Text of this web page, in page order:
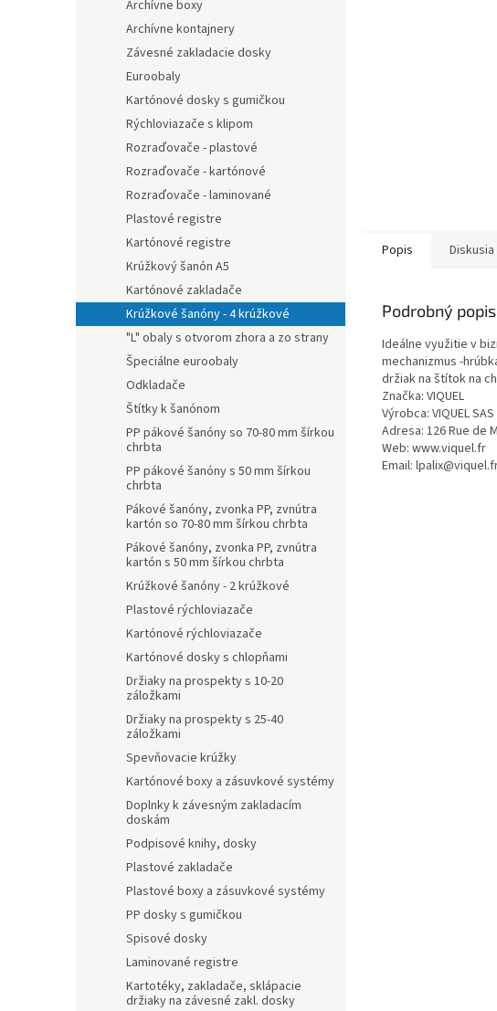
Archívne boxy
Archívne kontajnery
Závesné zakladacie dosky
Euroobaly
Kartónové dosky s gumičkou
Rýchloviazače s klipom
Rozraďovače - plastové
Rozraďovače - kartónové
Rozraďovače - laminované
Plastové registre
Kartónové registre
Krúžkový šanón A5
Kartónové zakladače
Krúžkové šanóny - 4 krúžkové
"L" obaly s otvorom zhora a zo strany
Špeciálne euroobaly
Odkladače
Štítky k šanónom
PP pákové šanóny so 70-80 mm šírkou
chrbta
PP pákové šanóny s 50 mm šírkou
chrbta
Pákové šanóny, zvonka PP, zvnútra
kartón so 70-80 mm šírkou chrbta
Pákové šanóny, zvonka PP, zvnútra
kartón s 50 mm šírkou chrbta
Krúžkové šanóny - 2 krúžkové
Plastové rýchloviazače
Kartónové rýchloviazače
Kartónové dosky s chlopňami
Držiaky na prospekty s 10-20
záložkami
Držiaky na prospekty s 25-40
záložkami
Spevňovacie krúžky
Kartónové boxy a zásuvkové systémy
Doplnky k závesným zakladacím
doskám
Podpisové knihy, dosky
Plastové zakladače
Plastové boxy a zásuvkové systémy
PP dosky s gumičkou
Spisové dosky
Laminované registre
Kartotéky, zakladače, sklápacie
držiaky na závesné zakl. dosky
Popis Diskusia
Podrobný popis
Ideálne využitie v
mechanizmus -
držiak na štítok na
Značka: VIQUEL
Výrobca: VIQUEL SAS
Adresa: 126 Rue de
Web: www.viquel.fr
Email: